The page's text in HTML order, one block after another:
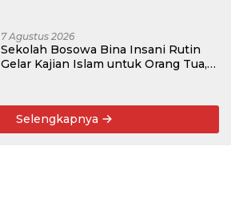
7 Agustus 2026
Sekolah Bosowa Bina Insani Rutin
Gelar Kajian Islam untuk Orang Tua,
Selengkapnya